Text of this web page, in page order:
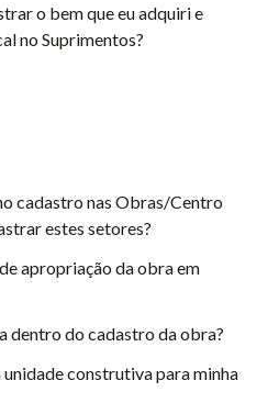
o bem que eu adquiri e
no Suprimentos?
cadastro nas Obras/Centro
estes setores?
apropriação da obra em
dentro do cadastro da obra?
construtiva para minha